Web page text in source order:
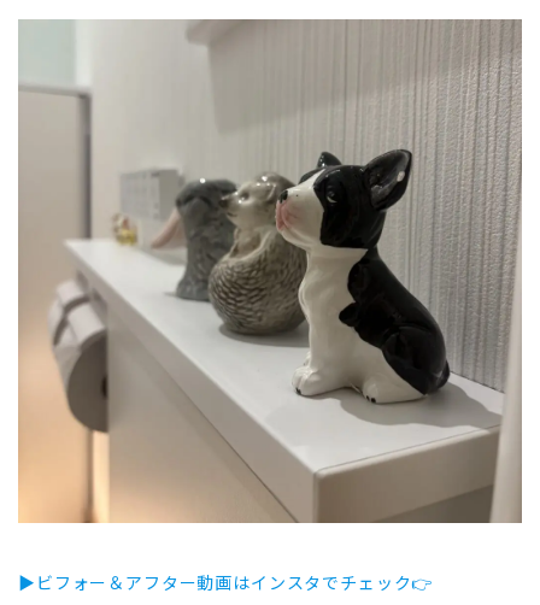
▶ビフォー＆アフター動画はインスタでチェック👉